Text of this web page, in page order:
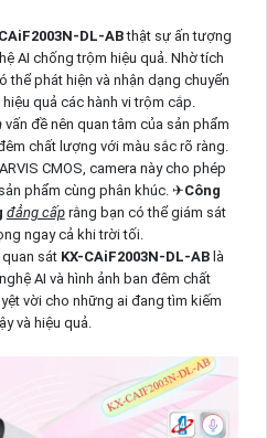
DL-ABthật sự ấn tượng
AI chống trộm hiệu quả. Nhờ tích
thể phát hiện và nhận dạng chuyển
quả các hành vi trộm cắp.
vấn đề nên quan tâm của sản phẩm
chất lượng với màu sắc rõ ràng.
CMOS, camera này cho phép
phẩm cùng phân khúc. ✈Công
đẳng cấprằng bạn có thể giám sát
ngay cả khi trời tối.
sát KX-CAiF2003N-DL-AB là
AI và hình ảnh ban đêm chất
vời cho những ai đang tìm kiếm
và hiệu quả.